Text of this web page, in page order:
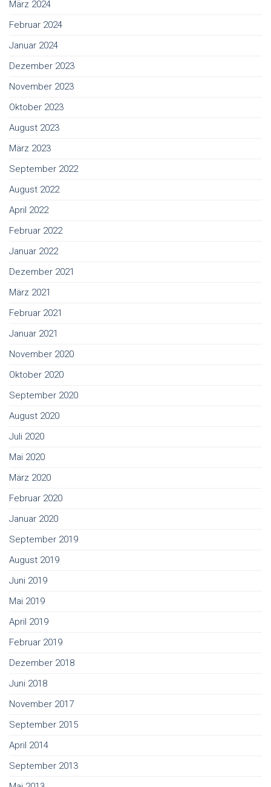
März 2024
Februar 2024
Januar 2024
Dezember 2023
November 2023
Oktober 2023
August 2023
März 2023
September 2022
August 2022
April 2022
Februar 2022
Januar 2022
Dezember 2021
März 2021
Februar 2021
Januar 2021
November 2020
Oktober 2020
September 2020
August 2020
Juli 2020
Mai 2020
März 2020
Februar 2020
Januar 2020
September 2019
August 2019
Juni 2019
Mai 2019
April 2019
Februar 2019
Dezember 2018
Juni 2018
November 2017
September 2015
April 2014
September 2013